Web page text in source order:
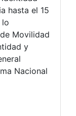
hasta el 15
lo
Movilidad
y
Nacional